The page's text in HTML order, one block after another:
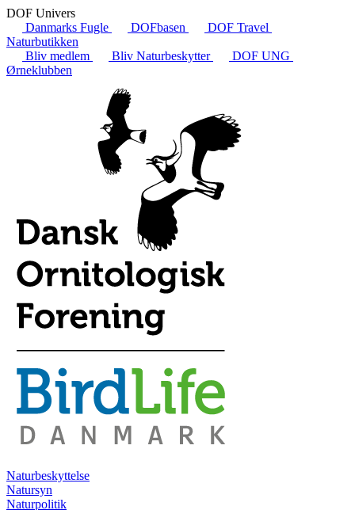
DOF Univers
Danmarks Fugle
DOFbasen
DOF Travel
Naturbutikken
Bliv medlem
Bliv Naturbeskytter
DOF UNG
Ørneklubben
Naturbeskyttelse
Natursyn
Naturpolitik